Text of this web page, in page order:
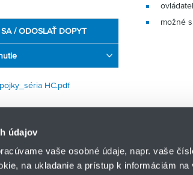
údajov
vaše osobné údaje, napr. vaše
na ukladanie a prístup k informáciám
/ ODOSLAŤ DOPYT
HC.pdf
možné